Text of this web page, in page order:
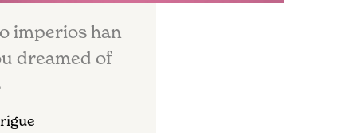
imperios han
dreamed of